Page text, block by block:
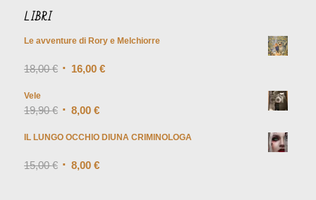
LIBRI
Le avventure di Rory e Melchiorre
Valutato5.00
su
18,00€ 16,00 €
Vele
19,90€ 8,00 €
IL LUNGO OCCHIO DIUNA CRIMINOLOGA
Valutato4.00
15,00€ 8,00 €